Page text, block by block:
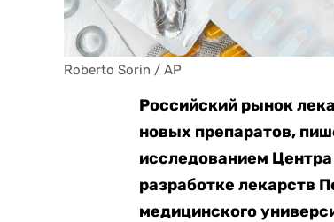
Roberto Sorin / AP
Российский рынок
новых препаратов,
исследованием
разработке лекарств
медицинского